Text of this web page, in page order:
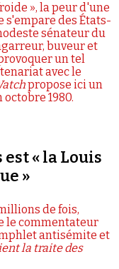
», la peur d'une
des États-
sénateur du
buveur et
un tel
avec le
propose ici un
1980.
« la Louis
»
de fois,
le commentateur
antisémite et
la traite des